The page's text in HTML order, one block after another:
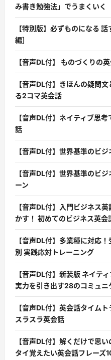
み書き勉強法」でうまくいく
【特別版】必ずものになる
編］
【音声DL付】 ものづくりの
【音声DL付】きほんの疑問
る2コマ英会話
【音声DL付】ネイティブ思
話
【音声DL付】世界基準のビ
【音声DL付】世界基準のビ
ーン
【音声DL付】入門ビジネス
かす！ 初めてのビジネス英会
【音声DL付】多業種に対応
別 実践応対トレーニング
【音声DL付】新装版 ネイテ
実力を引き出す28のコミュニ
【音声DL付】英会話タイム
スラスラ英会話
【音声DL付】解くだけで思
タイ覚えたい英会話フレーズ